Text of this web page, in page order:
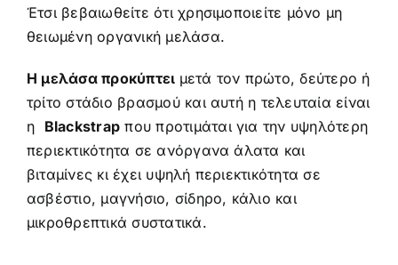
Έτσι βεβαιωθείτε ότι χρησιμοποιείτε μόνο μη
θειωμένηοργανική μελάσα.
Η μελάσα προκύπτει μετά τον πρώτο, δεύτερο ή
τρίτο στάδιο βρασμού και αυτή η τελευταία είναι
η Blackstrap που προτιμάται για την υψηλότερη
περιεκτικότητα σε ανόργανα άλατα και
βιταμίνες κι έχει υψηλή περιεκτικότητα σε
ασβέστιο, μαγνήσιο, σίδηρο, κάλιο και
μικροθρεπτικά συστατικά.